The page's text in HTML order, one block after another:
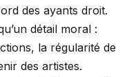
des ayants droit.
détail moral :
la régularité de
des artistes.